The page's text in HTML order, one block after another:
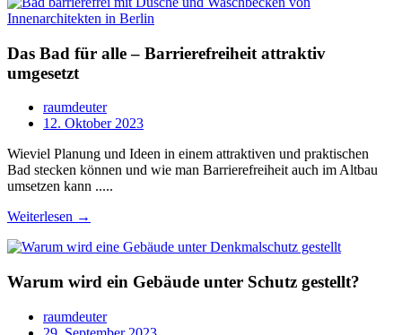
Das Bad für alle – Barrierefreiheit attraktiv
umgesetzt
raumdeuter
12. Oktober 2023
Wieviel Planung und Ideen in einem attraktiven und praktischen
Bad stecken können und wie man Barrierefreiheit auch im Altbau
umsetzen kann .....
Weiterlesen →
Warum wird ein Gebäude unter Schutz gestellt?
raumdeuter